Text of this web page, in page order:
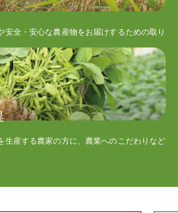
安全・安心な農産物をお届けするための取り
生産する農家の方に、農業へのこだわりなど